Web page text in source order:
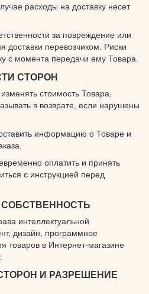
расходы на доставку несет
за повреждение или
доставки перевозчиком. Риски
с момента передачи ему Товара.
СТОРОН
стоимость Товара,
в возврате, если нарушены
информацию о Товаре и
оплатить и принять
с инструкцией перед
интеллектуальной
дизайн, программное
товаров в Интернет-магазине
И РАЗРЕШЕНИЕ